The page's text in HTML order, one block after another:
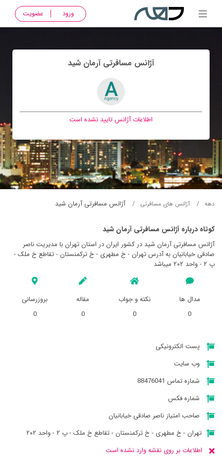
ورود عضویت
آژانس مسافرتی آرمان شيد
اطلاعات آژانس تایید نشده است
دهه آژانس های مسافرتی آژانس مسافرتی آرمان شيد
کوتاه درباره آژانس مسافرتی آرمان شيد
آژانس مسافرتی آرمان شيد در کشور ایران در استان تهران با مدیریت ناصر
صادقی خیابانیان به آدرس تهران - خ مطهری - خ ترکمنستان - تقاطع خ ملک -
پ ۲ - واحد ۲۰۲ میباشد
مدال ها
0
نکته و جواب
0
مقاله
0
بروزرسانی
0
پست الکترونیکی
وب سایت
شماره تماس 88476041
شماره فکس
صاحب امتیاز ناصر صادقی خیابانیان
تهران - خ مطهری - خ ترکمنستان - تقاطع خ ملک - پ ۲ - واحد ۲۰۲
اطلاعات بر روی نقشه وارد نشده است